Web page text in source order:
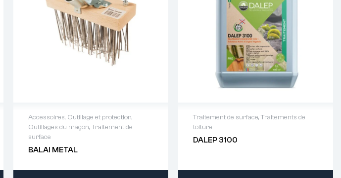
Accessoires, Outillage et protection,
Outillages du maçon,Traitement de
surface
BALAI METAL
Demande de devis : 01 64 88 93
38
Traitement de surface,Traitements de
toiture
DALEP 3100
Demande de devis : 01 64 88 93
38